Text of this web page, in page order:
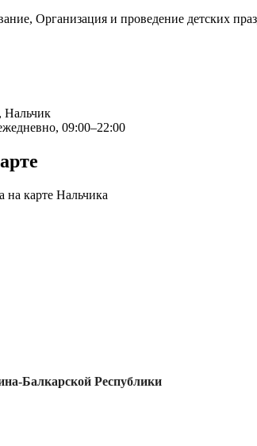
Организация и проведение детских
Нальчик
09:00–22:00
на карте Нальчика
Балкарской Республики